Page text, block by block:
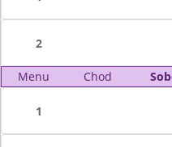
2
Menu Chod
1